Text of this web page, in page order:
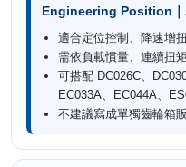
Engineering Position｜
適合定位控制、降速增
需依負載慣量、連續扭
可搭配 DC026C、
EC033A、EC044A、
不建議寫成單獨齒輪箱